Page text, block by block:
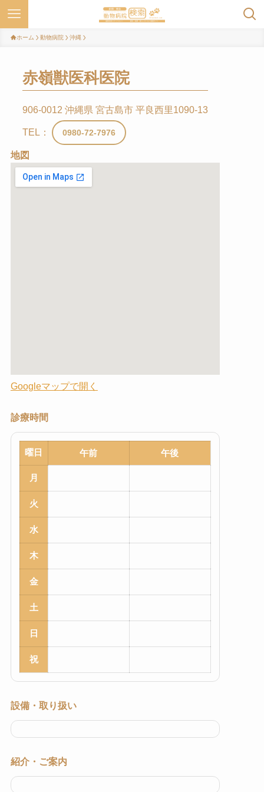
ホーム 動物病院 沖縄
赤嶺獣医科医院
906-0012 沖縄県 宮古島市 平良西里1090-13
TEL： 0980-72-7976
地図
Googleマップで開く
診療時間
曜日 午前 午後
月
火
水
木
金
土
日
祝
設備・取り扱い
紹介・ご案内